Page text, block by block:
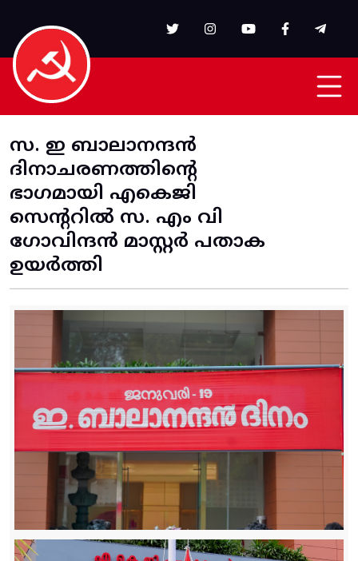
സ. ഇ ബാലാനന്ദൻ
ദിനാചരണത്തിന്റെ
ഭാഗമായി എകെജി
സെന്ററിൽ സ. എം വി
ഗോവിന്ദൻ മാസ്റ്റർ പതാക
ഉയർത്തി